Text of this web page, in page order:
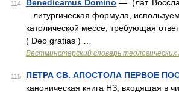
114 Benedicamus Domino — (лат.
литургическая формула,
католической мессе, требующая
( Deo gratias ) …
Вестминстерский словарь
115 ПЕТРА СВ. АПОСТОЛА ПЕРВОЕ
каноническая книга НЗ, входящая в